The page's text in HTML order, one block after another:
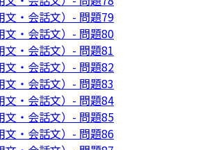
文・会話文）- 問題79
文・会話文）- 問題80
文・会話文）- 問題81
文・会話文）- 問題82
文・会話文）- 問題83
文・会話文）- 問題84
文・会話文）- 問題85
文・会話文）- 問題86